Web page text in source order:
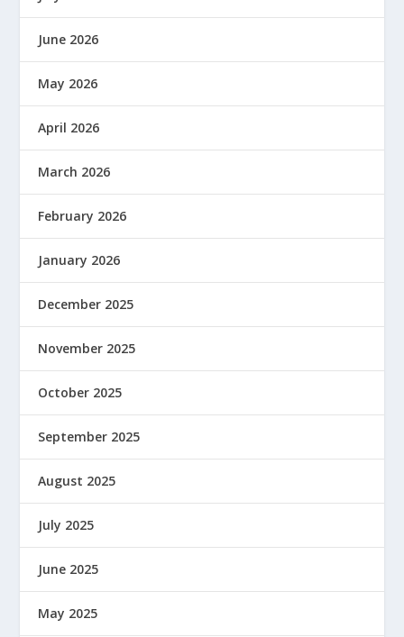
June 2026
May 2026
April 2026
March 2026
February 2026
January 2026
December 2025
November 2025
October 2025
September 2025
August 2025
July 2025
June 2025
May 2025